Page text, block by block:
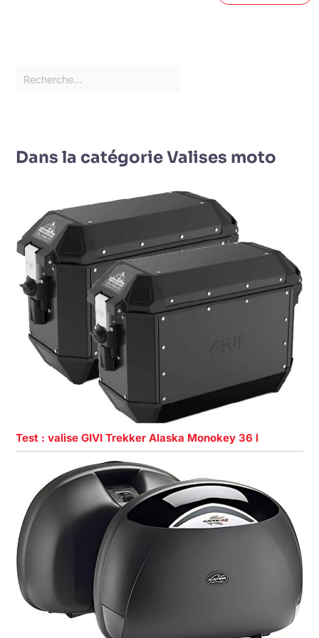
Dans la catégorie Valises moto
Test : valise GIVI Trekker Alaska Monokey 36 l